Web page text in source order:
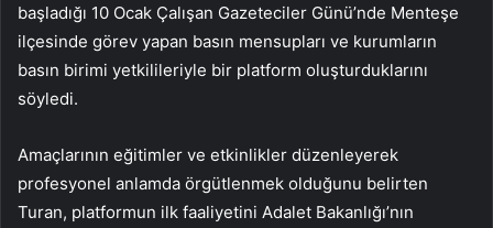
başladığı 10 Ocak Çalışan Gazeteciler Günü’nde Menteşe
ilçesinde görev yapan basın mensupları ve kurumların
basın birimi yetkilileriyle bir platform oluşturduklarını
söyledi.
Amaçlarının eğitimler ve etkinlikler düzenleyerek
profesyonel anlamda örgütlenmek olduğunu belirten
Turan, platformun ilk faaliyetini Adalet Bakanlığı’nın